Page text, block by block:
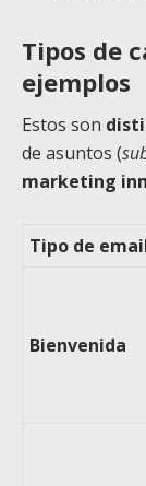
Tipos de
ejemplos
Estos son
de asuntos (
marketing
Tipo de
Bienvenida